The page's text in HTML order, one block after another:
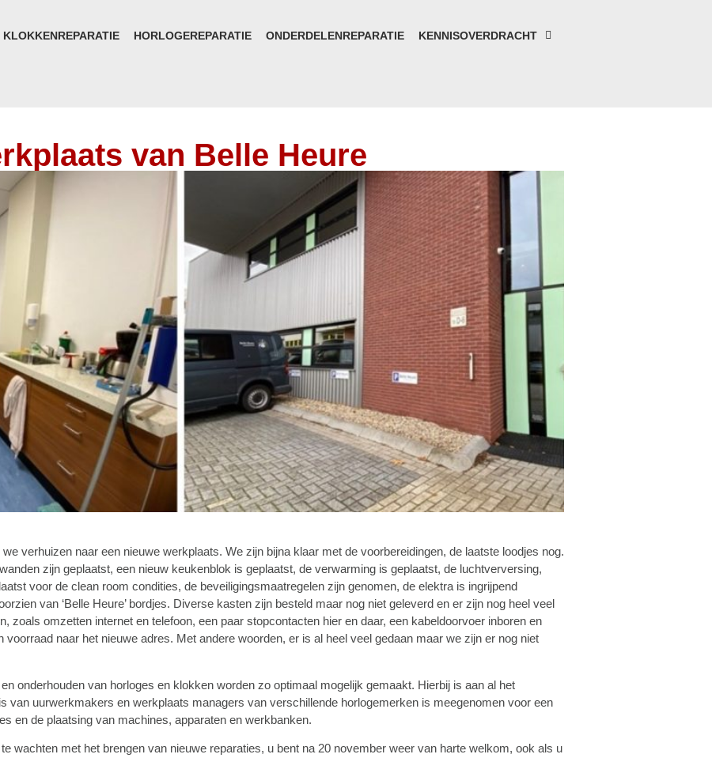
KLOKKENREPARATIE HORLOGEREPARATIE ONDERDELENREPARATIE KENNISOVERDRACHT
van Belle Heure
verhuizen naar een nieuwe werkplaats. We zijn bijna klaar met de voorbereidingen, de laatste loodjes nog.
zijn geplaatst, een nieuw keukenblok is geplaatst, de verwarming is geplaatst, de luchtverversing,
voor de clean room condities, de beveiligingsmaatregelen zijn genomen, de elektra is ingrijpend
van ‘Belle Heure’ bordjes. Diverse kasten zijn besteld maar nog niet geleverd en er zijn nog heel veel
zoals omzetten internet en telefoon, een paar stopcontacten hier en daar, een kabeldoorvoer inboren en
naar het nieuwe adres. Met andere woorden, er is al heel veel gedaan maar we zijn er nog niet
onderhouden van horloges en klokken worden zo optimaal mogelijk gemaakt. Hierbij is aan al het
van uurwerkmakers en werkplaats managers van verschillende horlogemerken is meegenomen voor een
en de plaatsing van machines, apparaten en werkbanken.
wachten met het brengen van nieuwe reparaties, u bent na 20 november weer van harte welkom, ook als u